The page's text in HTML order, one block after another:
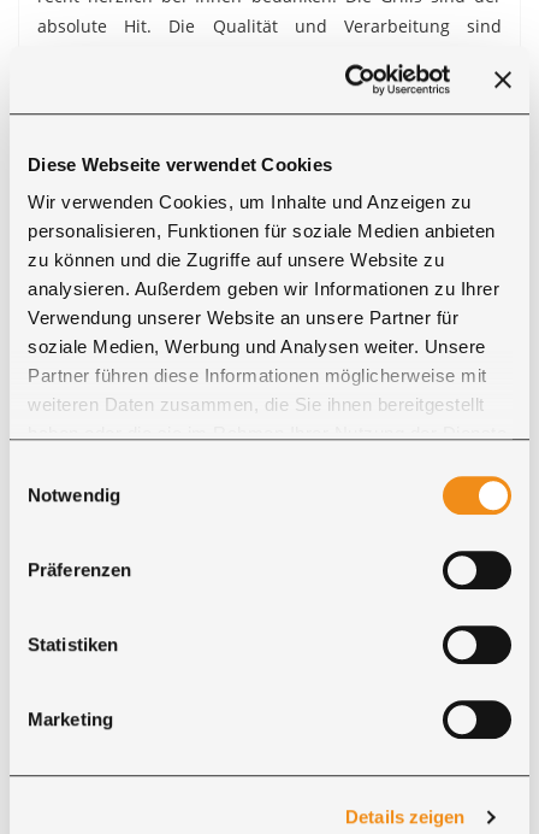
Diese Webseite verwendet Cookies
Wir verwenden Cookies, um Inhalte und Anzeigen zu
personalisieren, Funktionen für soziale Medien anbieten
zu können und die Zugriffe auf unsere Website zu
analysieren. Außerdem geben wir Informationen zu Ihrer
Verwendung unserer Website an unsere Partner für
soziale Medien, Werbung und Analysen weiter. Unsere
Partner führen diese Informationen möglicherweise mit
weiteren Daten zusammen, die Sie ihnen bereitgestellt
Cookies, wenn Sie unsere Webseite weiterhin nutzen.
Notwendig
Präferenzen
Statistiken
Marketing
Details zeigen
absolute Hit. Die Qualität und Verarbeitung sind
Karl D.
weiterempfehlen. Danke..."
SERVICE RUND UM IHRE BESTELLUNG
Zahlung, Lieferung und persönliche
Beratung
Zahlung
●Vorkasse